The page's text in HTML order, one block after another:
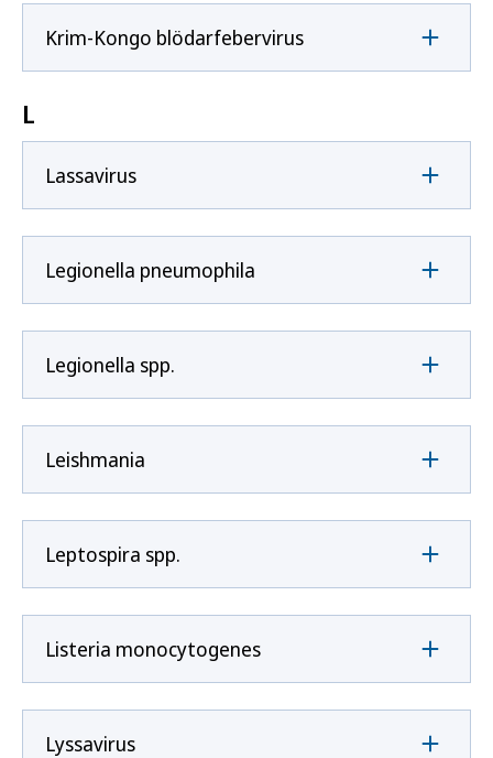
Krim-Kongo blödarfebervirus
L
Lassavirus
Legionella pneumophila
Legionella spp.
Leishmania
Leptospira spp.
Listeria monocytogenes
Lyssavirus